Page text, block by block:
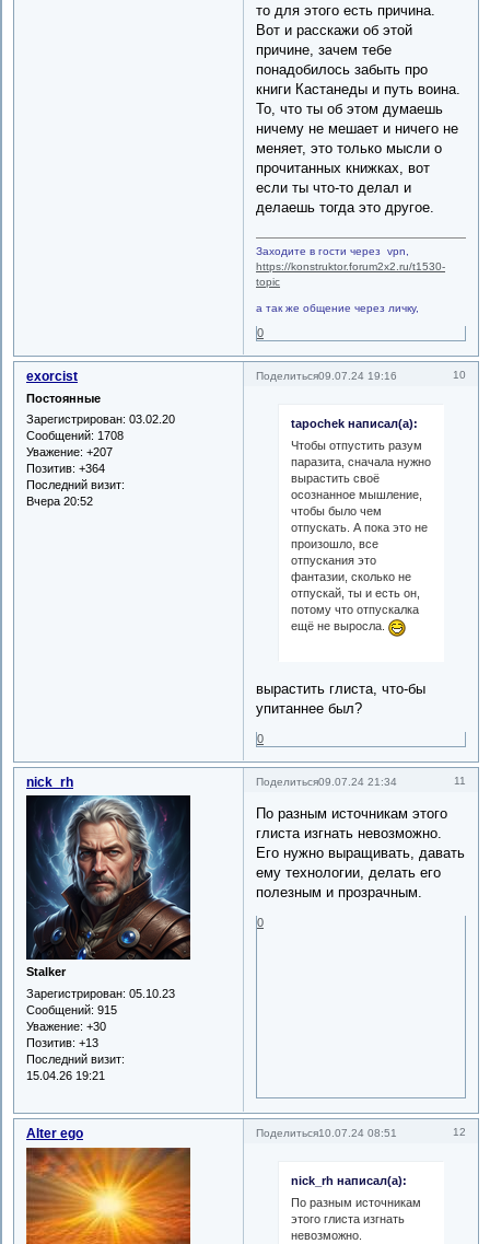
то для этого есть причина.
Вот и расскажи об этой
причине, зачем тебе
понадобилось забыть про
книги Кастанеды и путь воина.
То, что ты об этом думаешь
ничему не мешает и ничего не
меняет, это только мысли о
прочитанных книжках, вот
если ты что-то делал и
делаешь тогда это другое.
Заходите в гости через vpn,
https://konstruktor.forum2x2.ru/t1530-
topic
а так же общение через личку,
0
Поделиться 10
09.07.24 19:16
exorcist
Постоянные
Зарегистрирован: 03.02.20
Сообщений: 1708
Уважение: +207
Позитив: +364
Последний визит:
Вчера 20:52
tapochek написал(а):
Чтобы отпустить разум
паразита, сначала нужно
вырастить своё
осознанное мышление,
чтобы было чем
отпускать. А пока это не
произошло, все
отпускания это
фантазии, сколько не
отпускай, ты и есть он,
потому что отпускалка
ещё не выросла.
вырастить глиста, что-бы
упитаннее был?
0
Поделиться 11
09.07.24 21:34
nick_rh
Stalker
Зарегистрирован: 05.10.23
Сообщений: 915
Уважение: +30
Позитив: +13
Последний визит:
15.04.26 19:21
По разным источникам этого
глиста изгнать невозможно.
Его нужно выращивать, давать
ему технологии, делать его
полезным и прозрачным.
0
Поделиться 12
10.07.24 08:51
Alter ego
nick_rh написал(а):
По разным источникам
этого глиста изгнать
невозможно.